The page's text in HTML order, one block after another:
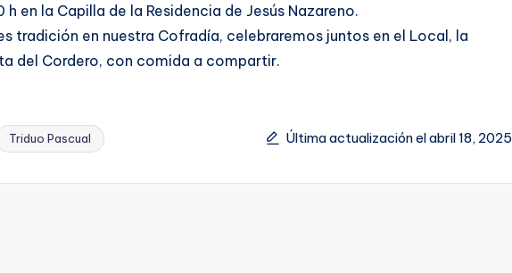
h en la Capilla de la Residencia de Jesús Nazareno.
tradición en nuestra Cofradía, celebraremos juntos en el Local, la
del Cordero, con comida a compartir.
Triduo Pascual Última actualización el abril 18, 2025